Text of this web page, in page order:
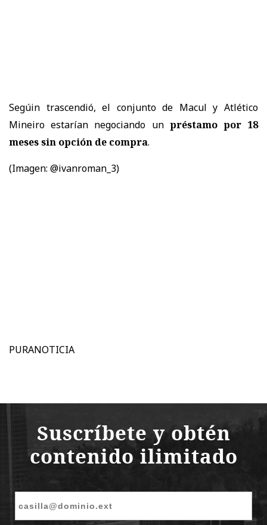
Segúin trascendió, el conjunto de Macul y Atlético
Mineiro estarían negociando un préstamo por 18
meses sin opción de compra.
(Imagen: @ivanroman_3)
PURANOTICIA